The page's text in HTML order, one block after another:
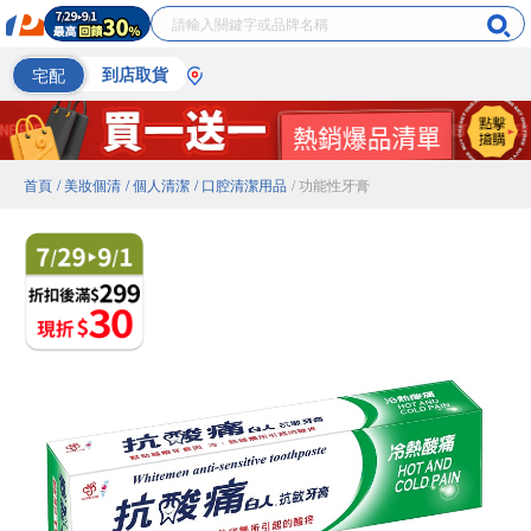
宅配 到店取貨
首頁 / 美妝個清 / 個人清潔 / 口腔清潔用品 / 功能性牙膏